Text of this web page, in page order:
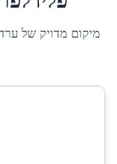
מיקום מדויק של